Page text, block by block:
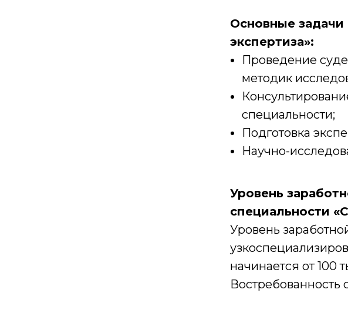
Основные задачи
экспертиза»:
Проведение
методик
специальности;
Подготовка
Научно-
Уровень
специальности
Уровень
начинается от 100
Востребованность